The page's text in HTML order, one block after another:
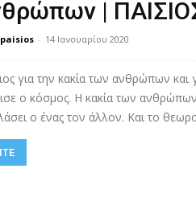
|
- 14 Ιανουαρίου 2020
για την κακία των ανθρώπων
ο κόσμος. Η κακία των
ο ένας τον άλλον. Και το